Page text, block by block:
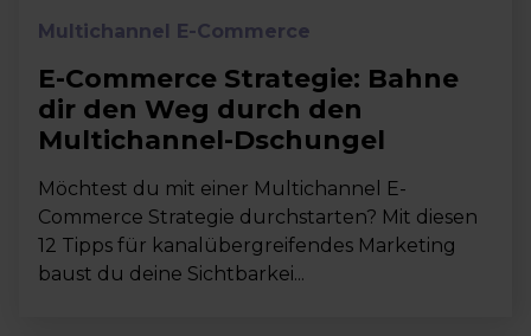
Multichannel E-Commerce
E-Commerce Strategie: Bahne
dir den Weg durch den
Multichannel-Dschungel
Möchtest du mit einer Multichannel E-
Commerce Strategie durchstarten? Mit diesen
12 Tipps für kanalübergreifendes Marketing
baust du deine Sichtbarkei...